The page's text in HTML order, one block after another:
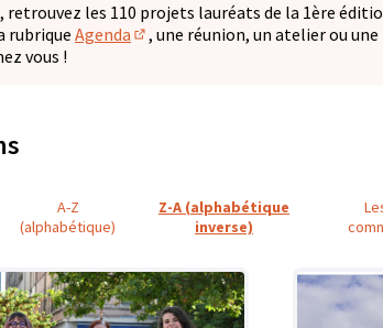
retrouvez les 110 projets lauréats de la 1ère
rubrique Agenda
(S'ouvre dans un nouvel onglet)
, une réunion, un atelier ou
vous !
A-Z
(alphabétique)
Z-A (alphabétique
inverse)